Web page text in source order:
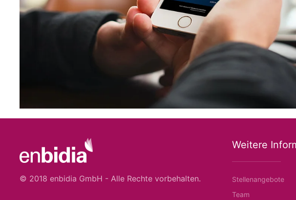
© 2018 enbidia GmbH - Alle Rechte vorbehalten.
Weitere
Stellenangebote
Team